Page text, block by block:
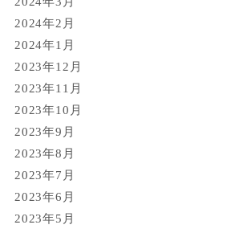
2024年2月
2024年1月
2023年12月
2023年11月
2023年10月
2023年9月
2023年8月
2023年7月
2023年6月
2023年5月